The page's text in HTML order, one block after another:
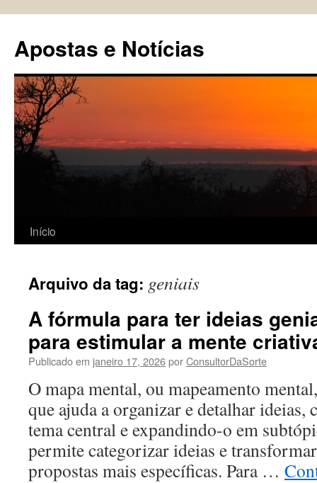
conteúdo
Apostas e Notícias
Início
Arquivo da tag: geniais
A fórmula para ter ideias
para estimular a mente
Publicado em janeiro 17, 2026porConsultorDaSorte
O mapa mental, ou mapeamento
que ajuda a organizar e detalhar ideias,
tema central e expandindo-o em
permite categorizar ideias e
propostas mais específicas. Para …